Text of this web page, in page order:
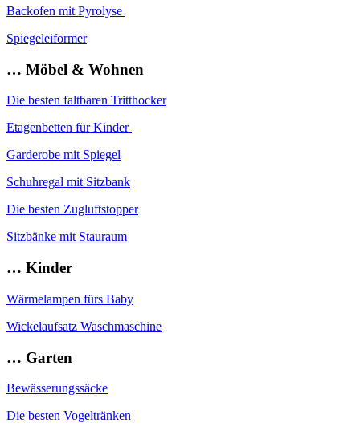
Backofen mit Pyrolyse
Spiegeleiformer
… Möbel & Wohnen
Die besten faltbaren Tritthocker
Etagenbetten für Kinder
Garderobe mit Spiegel
Schuhregal mit Sitzbank
Die besten Zugluftstopper
Sitzbänke mit Stauraum
… Kinder
Wärmelampen fürs Baby
Wickelaufsatz Waschmaschine
… Garten
Bewässerungssäcke
Die besten Vogeltränken